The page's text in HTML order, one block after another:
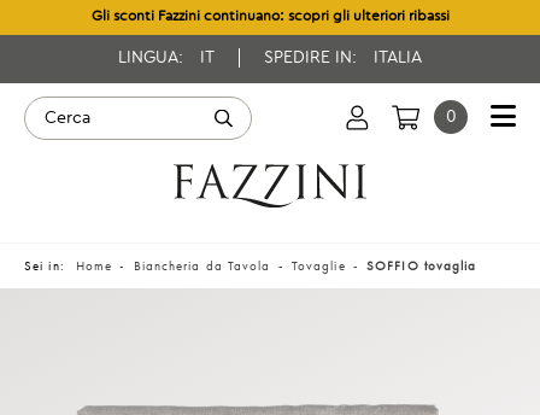
Gli sconti Fazzini continuano: scopri gli ulteriori ribassi
LINGUA: SPEDIRE IN: ITALIA
0
Sei in: Home Biancheria da Tavola Tovaglie SOFFIO tovaglia